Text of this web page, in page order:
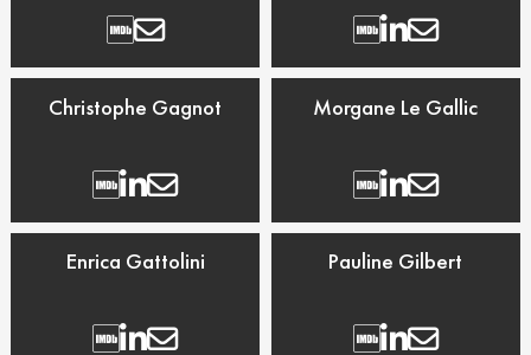
Christophe Gagnot Morgane Le Gallic
Enrica Gattolini Pauline Gilbert